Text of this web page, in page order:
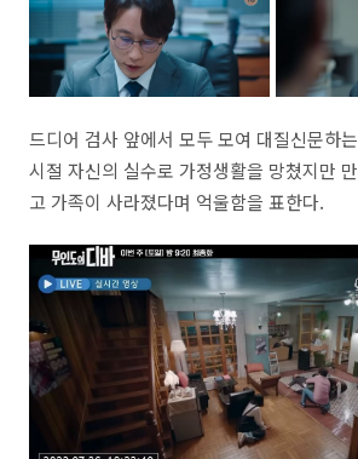
드디어 검사 앞에서 모두 모여 대질신문하
시절 자신의 실수로 가정생활을 망쳤지만
고 가족이 사라졌다며 억울함을 표한다.